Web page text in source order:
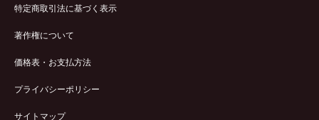
特定商取引法に基づく表示
著作権について
価格表・お支払方法
プライバシーポリシー
サイトマップ